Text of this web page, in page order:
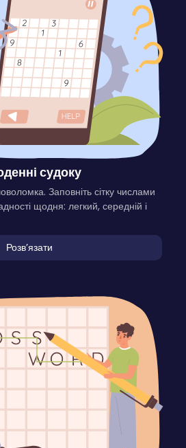
судоку
Заповніть сітку числами
щодня: легкий, середній і
Розвʼязати